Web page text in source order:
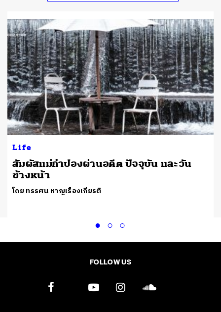
Life
สัมผัสแม่กำปองผ่านอดีต ปัจจุบัน และวัน
ข้างหน้า
โดย ทรรศน หาญเรืองเกียรติ
FOLLOW US